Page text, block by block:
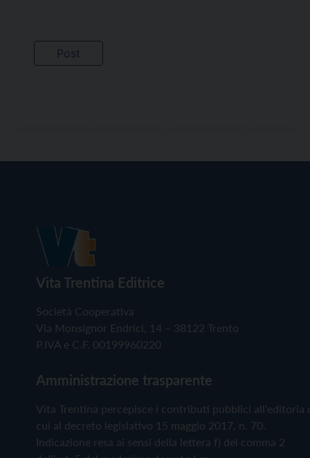
Vita Trentina Editrice
Società Cooperativa
Via Monsignor Endrici, 14 – 38122 Trento
P.IVA e C.F. 00199960220
Amministrazione trasparente
Vita Trentina percepisce i contributi pubblici all'editoria
cui al decreto legislativo 15 maggio 2017, n. 70.
Indicazione resa ai sensi della lettera f) del comma 2